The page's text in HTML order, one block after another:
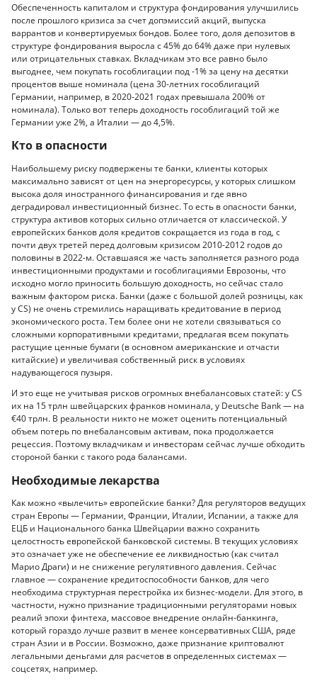
Обеспеченность капиталом и структура фондирования улучшились
после прошлого кризиса за счет допэмиссий акций, выпуска
варрантов и конвертируемых бондов. Более того, доля депозитов в
структуре фондирования выросла с 45% до 64% даже при нулевых
или отрицательных ставках. Вкладчикам это все равно было
выгоднее, чем покупать гособлигации под -1% за цену на десятки
процентов выше номинала (цена 30-летних гособлигаций
Германии, например, в 2020-2021 годах превышала 200% от
номинала). Только вот теперь доходность гособлигаций той же
Германии уже 2%, а Италии — до 4,5%.
Кто в опасности
Наибольшему риску подвержены те банки, клиенты которых
максимально зависят от цен на энергоресурсы, у которых слишком
высока доля иностранного финансирования и где явно
деградировал инвестиционный бизнес. То есть в опасности банки,
структура активов которых сильно отличается от классической. У
европейских банков доля кредитов сокращается из года в год, с
почти двух третей перед долговым кризисом 2010-2012 годов до
половины в 2022-м. Оставшаяся же часть заполняется разного рода
инвестиционными продуктами и гособлигациями Еврозоны, что
исходно могло приносить большую доходность, но сейчас стало
важным фактором риска. Банки (даже с большой долей розницы, как
у CS) не очень стремились наращивать кредитование в период
экономического роста. Тем более они не хотели связываться со
сложными корпоративными кредитами, предлагая всем покупать
растущие ценные бумаги (в основном американские и отчасти
китайские) и увеличивая собственный риск в условиях
надувающегося пузыря.
И это еще не учитывая рисков огромных внебалансовых статей: у CS
их на 15 трлн швейцарских франков номинала, у Deutsche Bank — на
€40 трлн. В реальности никто не может оценить потенциальный
объем потерь по внебалансовым активам, пока продолжается
рецессия. Поэтому вкладчикам и инвесторам сейчас лучше обходить
стороной банки с такого рода балансами.
Необходимые лекарства
Как можно «вылечить» европейские банки? Для регуляторов ведущих
стран Европы — Германии, Франции, Италии, Испании, а также для
ЕЦБ и Национального банка Швейцарии важно сохранить
целостность европейской банковской системы. В текущих условиях
это означает уже не обеспечение ее ликвидностью (как считал
Марио Драги) и не снижение регулятивного давления. Сейчас
главное — сохранение кредитоспособности банков, для чего
необходима структурная перестройка их бизнес-модели. Для этого, в
частности, нужно признание традиционными регуляторами новых
реалий эпохи финтеха, массовое внедрение онлайн-банкинга,
который гораздо лучше развит в менее консервативных США, ряде
стран Азии и в России. Возможно, даже признание криптовалют
легальными деньгами для расчетов в определенных системах —
соцсетях, например.